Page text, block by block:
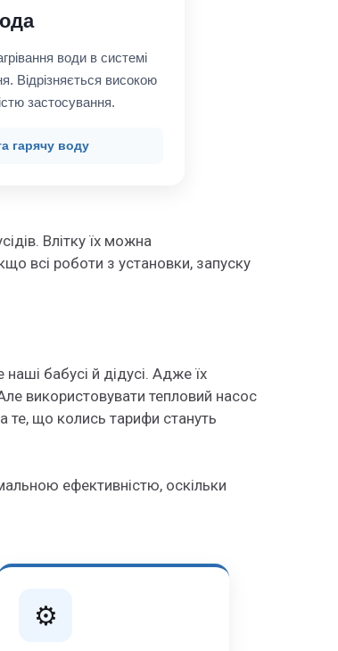
води в системі
Відрізняється високою
застосування.
гарячу воду
Влітку їх можна
всі роботи з установки, запуску
бабусі й дідусі. Адже їх
використовувати тепловий насос
те, що колись тарифи стануть
ефективністю, оскільки
⚙️